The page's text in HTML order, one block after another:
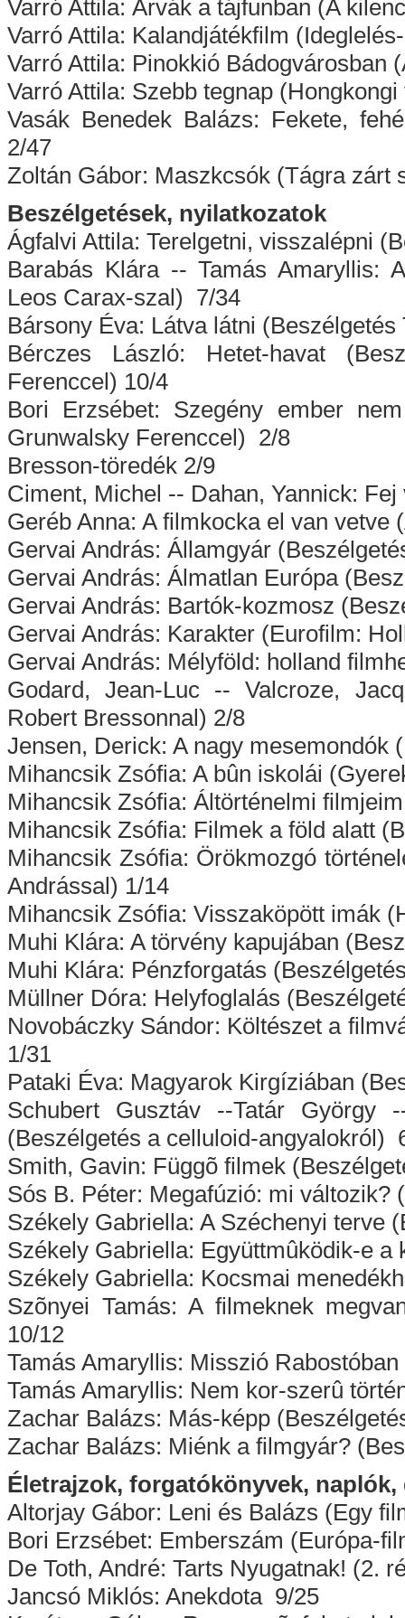
Varró Attila: Árvák a tájfunban (A
Varró Attila: Kalandjátékfilm
Varró Attila: Pinokkió Bádogvárosban
Varró Attila: Szebb tegnap
Vasák Benedek Balázs: Fekete,
2/47
Zoltán Gábor: Maszkcsók (Tágra zárt
Beszélgetések, nyilatkozatok
Ágfalvi Attila: Terelgetni, visszalépni
Barabás Klára -- Tamás Amaryllis:
Leos Carax-szal) 7/34
Bársony Éva: Látva látni
Bérczes László: Hetet-havat
Ferenccel) 10/4
Bori Erzsébet: Szegény ember
Grunwalsky Ferenccel) 2/8
Bresson-töredék 2/9
Ciment, Michel -- Dahan, Yannick:
Geréb Anna: A filmkocka el van vetve
Gervai András: Államgyár
Gervai András: Álmatlan Európa
Gervai András: Bartók-kozmosz
Gervai András: Karakter (Eurofilm:
Gervai András: Mélyföld: holland
Godard, Jean-Luc -- Valcroze,
Robert Bressonnal) 2/8
Jensen, Derick: A nagy mesemondók
Mihancsik Zsófia: A bûn iskolái
Mihancsik Zsófia: Áltörténelmi
Mihancsik Zsófia: Filmek a föld alatt
Mihancsik Zsófia: Örökmozgó
Andrással) 1/14
Mihancsik Zsófia: Visszaköpött imák
Muhi Klára: A törvény kapujában
Muhi Klára: Pénzforgatás
Müllner Dóra: Helyfoglalás
Novobáczky Sándor: Költészet a
1/31
Pataki Éva: Magyarok Kirgíziában
Schubert Gusztáv --Tatár
(Beszélgetés a celluloid-angyalokról)
Smith, Gavin: Függõ filmek
Sós B. Péter: Megafúzió: mi változik?
Székely Gabriella: A Széchenyi terve
Székely Gabriella: Együttmûködik-e
Székely Gabriella: Kocsmai
Szõnyei Tamás: A filmeknek
10/12
Tamás Amaryllis: Misszió
Tamás Amaryllis: Nem kor-szerû
Zachar Balázs: Más-képp
Zachar Balázs: Miénk a filmgyár?
Életrajzok, forgatókönyvek,
Altorjay Gábor: Leni és Balázs (Egy
Bori Erzsébet: Emberszám (Európa-
De Toth, André: Tarts Nyugatnak! (2.
Jancsó Miklós: Anekdota 9/25